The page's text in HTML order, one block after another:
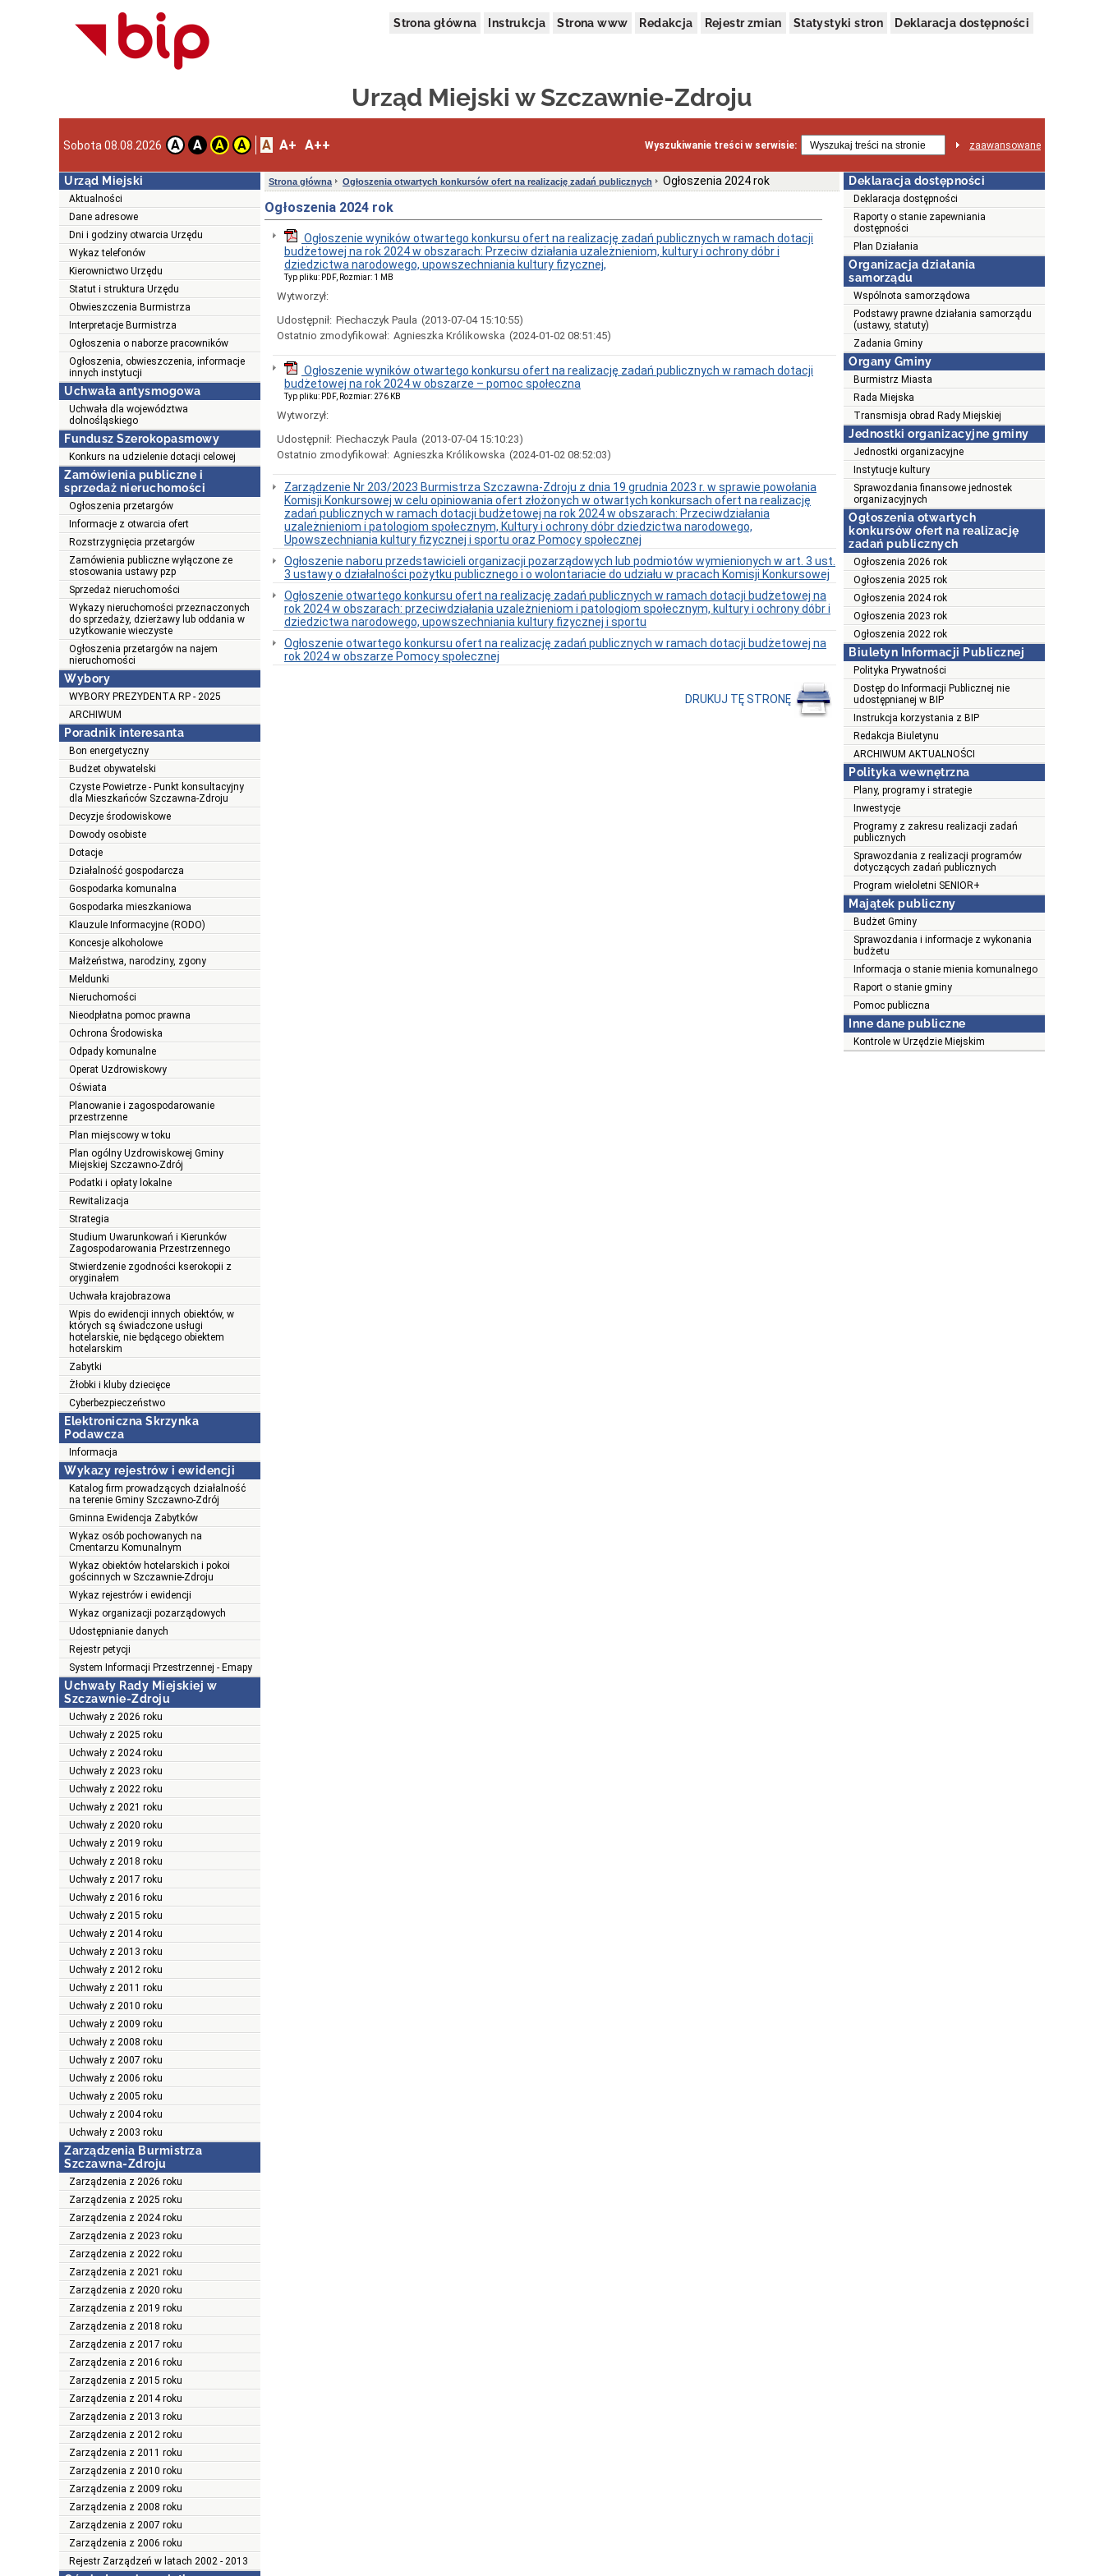
Strona główna Instrukcja Strona www Redakcja Rejestr zmian Statystyki stron Deklaracja dostępności
Urząd Miejski w Szczawnie-Zdroju
Sobota 08.08.2026 A A A A A A+ A++ Wyszukiwanie treści w serwisie: zaawansowane
Urząd Miejski
Aktualności
Dane adresowe
Dni i godziny otwarcia Urzędu
Wykaz telefonów
Kierownictwo Urzędu
Statut i struktura Urzędu
Obwieszczenia Burmistrza
Interpretacje Burmistrza
Ogłoszenia o naborze pracowników
Ogłoszenia, obwieszczenia, informacje
innych instytucji
Uchwała antysmogowa
Uchwała dla województwa
dolnośląskiego
Fundusz Szerokopasmowy
Konkurs na udzielenie dotacji celowej
Zamówienia publiczne i
sprzedaż nieruchomości
Ogłoszenia przetargów
Informacje z otwarcia ofert
Rozstrzygnięcia przetargów
Zamówienia publiczne wyłączone ze
stosowania ustawy pzp
Sprzedaż nieruchomości
Wykazy nieruchomości przeznaczonych
do sprzedaży, dzierżawy lub oddania w
użytkowanie wieczyste
Ogłoszenia przetargów na najem
nieruchomości
Wybory
WYBORY PREZYDENTA RP - 2025
ARCHIWUM
Poradnik interesanta
Bon energetyczny
Budżet obywatelski
Czyste Powietrze - Punkt konsultacyjny
dla Mieszkańców Szczawna-Zdroju
Decyzje środowiskowe
Dowody osobiste
Dotacje
Działalność gospodarcza
Gospodarka komunalna
Gospodarka mieszkaniowa
Klauzule Informacyjne (RODO)
Koncesje alkoholowe
Małżeństwa, narodziny, zgony
Meldunki
Nieruchomości
Nieodpłatna pomoc prawna
Ochrona Środowiska
Odpady komunalne
Operat Uzdrowiskowy
Oświata
Planowanie i zagospodarowanie
przestrzenne
Plan miejscowy w toku
Plan ogólny Uzdrowiskowej Gminy
Miejskiej Szczawno-Zdrój
Podatki i opłaty lokalne
Rewitalizacja
Strategia
Studium Uwarunkowań i Kierunków
Zagospodarowania Przestrzennego
Stwierdzenie zgodności kserokopii z
oryginałem
Uchwała krajobrazowa
Wpis do ewidencji innych obiektów, w
których są świadczone usługi
hotelarskie, nie będącego obiektem
hotelarskim
Zabytki
Żłobki i kluby dziecięce
Cyberbezpieczeństwo
Elektroniczna Skrzynka
Podawcza
Informacja
Wykazy rejestrów i ewidencji
Katalog firm prowadzących działalność
na terenie Gminy Szczawno-Zdrój
Gminna Ewidencja Zabytków
Wykaz osób pochowanych na
Cmentarzu Komunalnym
Wykaz obiektów hotelarskich i pokoi
gościnnych w Szczawnie-Zdroju
Wykaz rejestrów i ewidencji
Wykaz organizacji pozarządowych
Udostępnianie danych
Rejestr petycji
System Informacji Przestrzennej - Emapy
Uchwały Rady Miejskiej w
Szczawnie-Zdroju
Uchwały z 2026 roku
Uchwały z 2025 roku
Uchwały z 2024 roku
Uchwały z 2023 roku
Uchwały z 2022 roku
Uchwały z 2021 roku
Uchwały z 2020 roku
Uchwały z 2019 roku
Uchwały z 2018 roku
Uchwały z 2017 roku
Uchwały z 2016 roku
Uchwały z 2015 roku
Uchwały z 2014 roku
Uchwały z 2013 roku
Uchwały z 2012 roku
Uchwały z 2011 roku
Uchwały z 2010 roku
Uchwały z 2009 roku
Uchwały z 2008 roku
Uchwały z 2007 roku
Uchwały z 2006 roku
Uchwały z 2005 roku
Uchwały z 2004 roku
Uchwały z 2003 roku
Zarządzenia Burmistrza
Szczawna-Zdroju
Zarządzenia z 2026 roku
Zarządzenia z 2025 roku
Zarządzenia z 2024 roku
Zarządzenia z 2023 roku
Zarządzenia z 2022 roku
Zarządzenia z 2021 roku
Zarządzenia z 2020 roku
Zarządzenia z 2019 roku
Zarządzenia z 2018 roku
Zarządzenia z 2017 roku
Zarządzenia z 2016 roku
Zarządzenia z 2015 roku
Zarządzenia z 2014 roku
Zarządzenia z 2013 roku
Zarządzenia z 2012 roku
Zarządzenia z 2011 roku
Zarządzenia z 2010 roku
Zarządzenia z 2009 roku
Zarządzenia z 2008 roku
Zarządzenia z 2007 roku
Zarządzenia z 2006 roku
Rejestr Zarządzeń w latach 2002 - 2013
Strona główna Ogłoszenia otwartych konkursów ofert na realizację zadań publicznych Ogłoszenia 2024 rok
Ogłoszenia 2024 rok
Ogłoszenie wyników otwartego konkursu ofert na realizację zadań publicznych w ramach dotacji
budżetowej na rok 2024 w obszarach: Przeciw działania uzależnieniom, kultury i ochrony dóbr i
dziedzictwa narodowego, upowszechniania kultury fizycznej,
Typ pliku: PDF, Rozmiar: 1 MB
Wytworzył:
Udostępnił: Piechaczyk Paula (2013-07-04 15:10:55)
Ostatnio zmodyfikował: Agnieszka Królikowska (2024-01-02 08:51:45)
Ogłoszenie wyników otwartego konkursu ofert na realizację zadań publicznych w ramach dotacji
budżetowej na rok 2024 w obszarze – pomoc społeczna
Typ pliku: PDF, Rozmiar: 276 KB
Wytworzył:
Udostępnił: Piechaczyk Paula (2013-07-04 15:10:23)
Ostatnio zmodyfikował: Agnieszka Królikowska (2024-01-02 08:52:03)
Zarządzenie Nr 203/2023 Burmistrza Szczawna-Zdroju z dnia 19 grudnia 2023 r. w sprawie powołania
Komisji Konkursowej w celu opiniowania ofert złożonych w otwartych konkursach ofert na realizację
zadań publicznych w ramach dotacji budżetowej na rok 2024 w obszarach: Przeciwdziałania
uzależnieniom i patologiom społecznym, Kultury i ochrony dóbr dziedzictwa narodowego,
Upowszechniania kultury fizycznej i sportu oraz Pomocy społecznej
Ogłoszenie naboru przedstawicieli organizacji pozarządowych lub podmiotów wymienionych w art. 3 ust.
3 ustawy o działalności pożytku publicznego i o wolontariacie do udziału w pracach Komisji Konkursowej
Ogłoszenie otwartego konkursu ofert na realizację zadań publicznych w ramach dotacji budżetowej na
rok 2024 w obszarach: przeciwdziałania uzależnieniom i patologiom społecznym, kultury i ochrony dóbr i
dziedzictwa narodowego, upowszechniania kultury fizycznej i sportu
Ogłoszenie otwartego konkursu ofert na realizację zadań publicznych w ramach dotacji budżetowej na
rok 2024 w obszarze Pomocy społecznej
DRUKUJ TĘ STRONĘ
Deklaracja dostępności
Deklaracja dostępności
Raporty o stanie zapewniania
dostępności
Plan Działania
Organizacja działania
samorządu
Wspólnota samorządowa
Podstawy prawne działania samorządu
(ustawy, statuty)
Zadania Gminy
Organy Gminy
Burmistrz Miasta
Rada Miejska
Transmisja obrad Rady Miejskiej
Jednostki organizacyjne gminy
Jednostki organizacyjne
Instytucje kultury
Sprawozdania finansowe jednostek
organizacyjnych
Ogłoszenia otwartych
konkursów ofert na realizację
zadań publicznych
Ogłoszenia 2026 rok
Ogłoszenia 2025 rok
Ogłoszenia 2024 rok
Ogłoszenia 2023 rok
Ogłoszenia 2022 rok
Biuletyn Informacji Publicznej
Polityka Prywatności
Dostęp do Informacji Publicznej nie
udostępnianej w BIP
Instrukcja korzystania z BIP
Redakcja Biuletynu
ARCHIWUM AKTUALNOŚCI
Polityka wewnętrzna
Plany, programy i strategie
Inwestycje
Programy z zakresu realizacji zadań
publicznych
Sprawozdania z realizacji programów
dotyczących zadań publicznych
Program wieloletni SENIOR+
Majątek publiczny
Budżet Gminy
Sprawozdania i informacje z wykonania
budżetu
Informacja o stanie mienia komunalnego
Raport o stanie gminy
Pomoc publiczna
Inne dane publiczne
Kontrole w Urzędzie Miejskim